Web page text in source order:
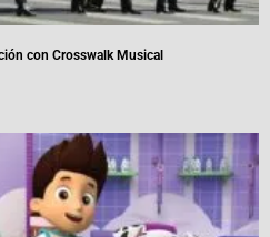
con Crosswalk Musical